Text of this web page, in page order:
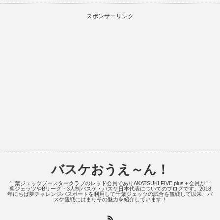
スポンサーリンク
バスケおうえ～ん！
千葉ジェッツブースタークラブのレッド会員でありAKATSUKI FIVE plus＋会員が千
葉ジェッツやBリーグ・3人制バスケ・バスケ日本代表についてのブログです。2018
年にちば夢チャレンジパスポートを利用して千葉ジェッツの試合を観戦して以来、バ
スケ観戦にはまりその魅力を紹介しています！